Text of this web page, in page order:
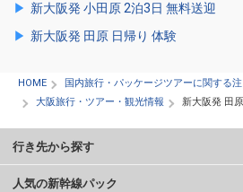
新大阪発 小田原 2泊3日 無料送迎
新大阪発 田原 日帰り 体験
HOME
国内旅行・パッケージツアーに関する
大阪旅行・ツアー・観光情報
新大阪発 田
行き先から探す
人気の新幹線パック